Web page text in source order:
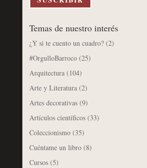
Temas de nuestro interés
¿Y si te cuento un cuadro?(2)
#OrgulloBarroco(25)
Arquitectura(104)
Arte y Literatura(2)
Artes decorativas(9)
Artículos científicos(33)
Coleccionismo(35)
Cuéntame un libro(8)
Cursos(5)